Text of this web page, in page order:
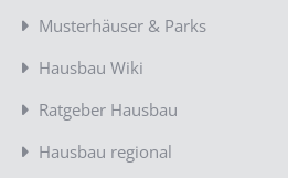
Musterhäuser & Parks
Hausbau Wiki
Ratgeber Hausbau
Hausbau regional